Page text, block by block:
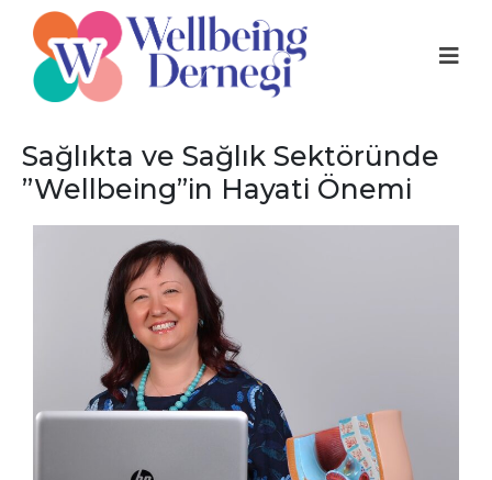
Sağlıkta ve Sağlık Sektöründe
”Wellbeing”in Hayati Önemi